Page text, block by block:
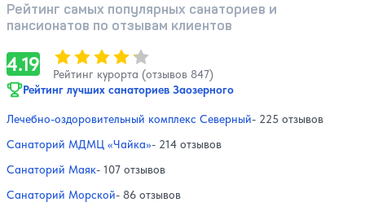
Рейтинг самых популярных санаториев и
пансионатов по отзывам клиентов
4.19 Оценка, количество звезд:
Рейтинг курорта (отзывов 847)
Рейтинг лучших санаториев Заозерного
Лечебно-оздоровительный комплекс Северный- 225 отзывов
Санаторий МДМЦ «Чайка»- 214 отзывов
Санаторий Маяк- 107 отзывов
Санаторий Морской- 86 отзывов